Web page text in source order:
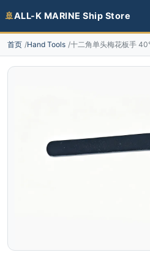
🚢ALL-K MARINE Ship Store
首页 Hand Tools 十二角单头梅花板手